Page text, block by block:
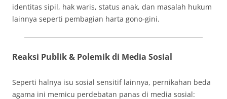
identitas sipil, hak waris, status anak, dan masalah hukum
lainnya seperti pembagian harta gono‑gini.
Reaksi Publik & Polemik di Media Sosial
Seperti halnya isu sosial sensitif lainnya, pernikahan beda
agama ini memicu perdebatan panas di media sosial: